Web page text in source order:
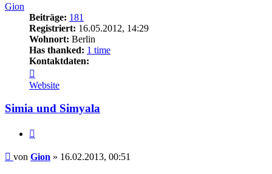
Gion
Beiträge: 181
Registriert: 16.05.2012, 14:29
Wohnort: Berlin
Has thanked: 1 time
Kontaktdaten:
von
Gion
Website
Simia und Simyala
Beitrag
von Gion » 16.02.2013, 00:51